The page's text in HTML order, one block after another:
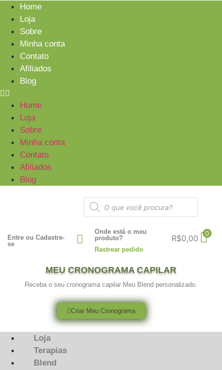
Home
Loja
Sobre
Minha conta
Contato
Afiliados
Blog
Home
Loja
Sobre
Minha conta
Contato
Afiliados
Blog
Entre ou Cadastre-
se
Onde está o meu
produto?
Rastrear pedido
R$0,00 0
MEU CRONOGRAMA CAPILAR
Receba o seu cronograma capilar Meu Blend personalizado.
Criar Meu Cronograma
Loja
Terapias
Blend